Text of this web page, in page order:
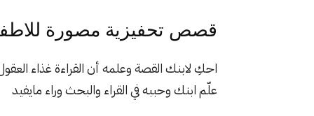
قصص تحفيزية مصورة
احكِ لابنك القصة وعلمه أن القراءة غذاء
علّم ابنك وحببه في القراء والبحث وراء مايفيد